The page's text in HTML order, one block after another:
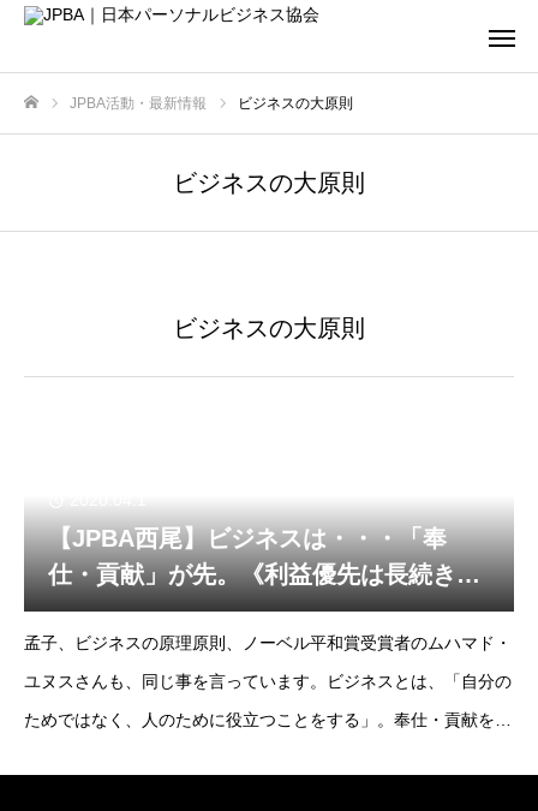
JPBA活動・最新情報 ビジネスの大原則
ビジネスの大原則
ビジネスの大原則
【JPBA西尾】ビジネスは・・・「奉
仕・貢献」が先。《利益優先は長続きし
ない》
孟子、ビジネスの原理原則、ノーベル平和賞受賞者のムハマド・
ユヌスさんも、同じ事を言っています。ビジネスとは、「自分の
ためではなく、人のために役立つことをする」。奉仕・貢献をせ